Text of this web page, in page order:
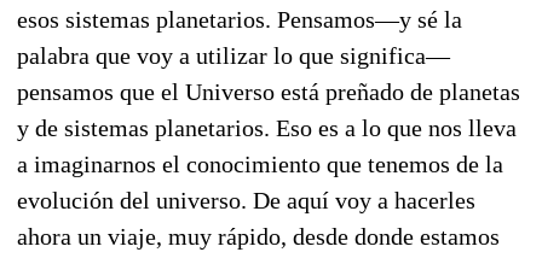
esos sistemas planetarios. Pensamos—y sé la
palabra que voy a utilizar lo que significa—
pensamos que el Universo está preñado de planetas
y de sistemas planetarios. Eso es a lo que nos lleva
a imaginarnos el conocimiento que tenemos de la
evolución del universo. De aquí voy a hacerles
ahora un viaje, muy rápido, desde donde estamos